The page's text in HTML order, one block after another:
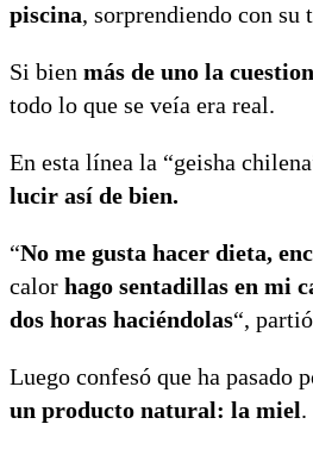
piscina, sorprendiendo con su
Si bien más de uno la
todo lo que se veía era real.
En esta línea la “geisha
lucir así de bien.
“No me gusta hacer dieta,
calor hago sentadillas en mi
dos horas haciéndolas“,
Luego confesó que ha pasado
un producto natural: la miel.